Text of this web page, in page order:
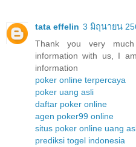
tata effelin 3 มิถุนายน
Thank you very
information with us, I
information
poker online terpercaya
poker uang asli
daftar poker online
agen poker99 online
situs poker online uang
prediksi togel indonesia